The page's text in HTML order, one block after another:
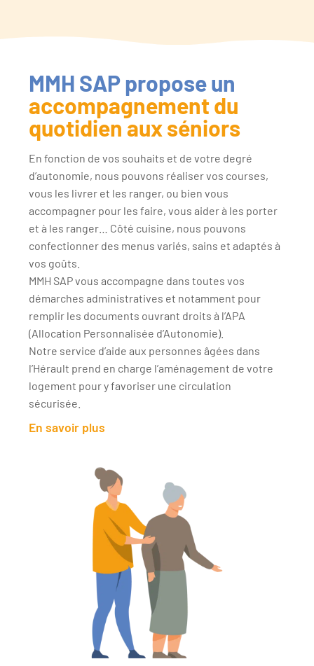
MMH SAP propose un
accompagnement du
quotidien aux séniors
En fonction de vos souhaits et de votre degré
d’autonomie, nous pouvons réaliser vos courses,
vous les livrer et les ranger, ou bien vous
accompagner pour les faire, vous aider à les porter
et à les ranger… Côté cuisine, nous pouvons
confectionner des menus variés, sains et adaptés à
vos goûts.
MMH SAP vous accompagne dans toutes vos
démarches administratives et notamment pour
remplir les documents ouvrant droits à l’APA
(Allocation Personnalisée d’Autonomie).
Notre service d’aide aux personnes âgées dans
l’Hérault prend en charge l’aménagement de votre
logement pour y favoriser une circulation
sécurisée.
En savoir plus